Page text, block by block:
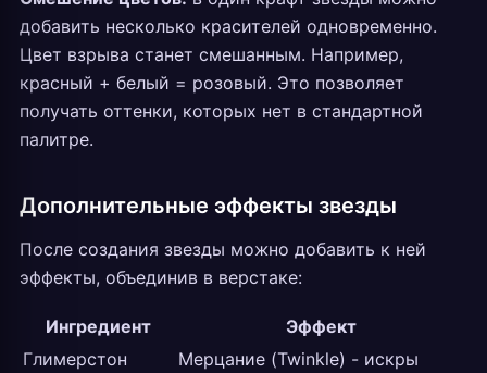
добавить несколько красителей одновременно.
Цвет взрыва станет смешанным. Например,
красный + белый = розовый. Это позволяет
получать оттенки, которых нет в стандартной
палитре.
Дополнительные эффекты звезды
После создания звезды можно добавить к ней
эффекты, объединив в верстаке:
Ингредиент
Эффект
Глимерстон
Мерцание (Twinkle) - искры